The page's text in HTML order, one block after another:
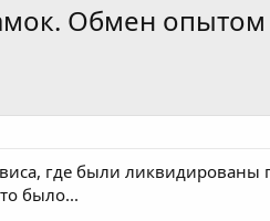
Обмен
где были
было...